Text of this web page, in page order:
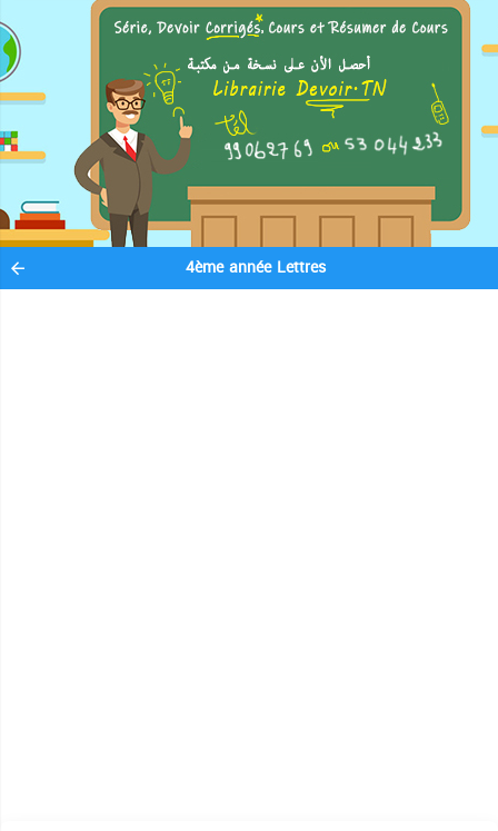
4ème année Lettres